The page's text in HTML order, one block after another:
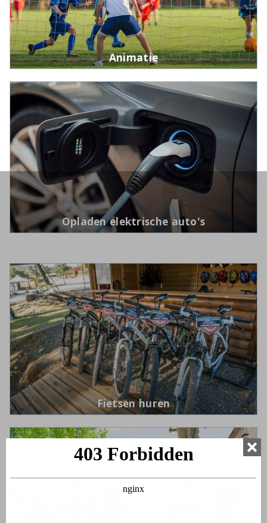
Animatie
Opladen elektrische auto's
Fietsen huren